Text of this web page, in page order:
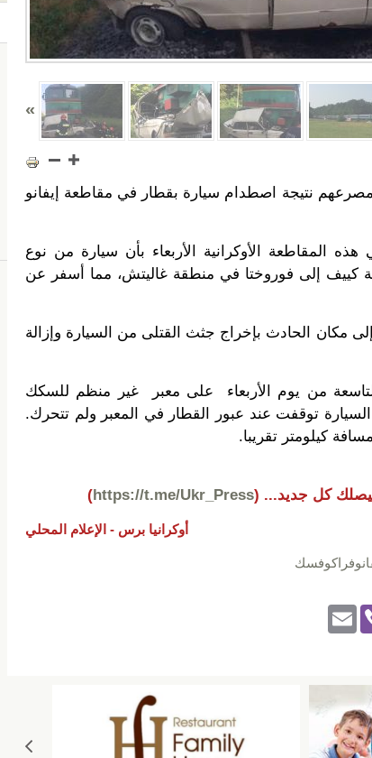
نتيجة اصطدام سيارة بقطار في مقاطعة إيفانو
هذه المقاطعة الأوكرانية الأربعاء بأن سيارة من نوع
كييف إلى فوروختا في منطقة غاليتش، مما أسفر عن
مكان الحادث بإخراج جثث القتلى من السيارة وإزالة
من يوم الأربعاء على معبر غير منظم للسكك
السيارة توقفت عند عبور القطار في المعبر ولم تتحرك.
كيلومتر تقريبا.
كل جديد... (
https://t.me/Ukr_Press
)
أوكرانيا برس - الإعلام المحلي
Vi